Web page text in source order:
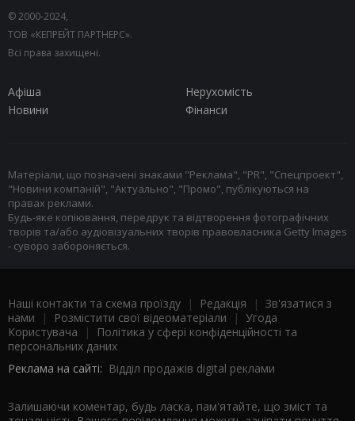
© 2000-2024,
ТОВ «КЕПРЕЙТ ПАРТНЕРС».
Всі права захищені.
Афіша
Нерухомість
Новини
Фінанси
Матеріали, що позначені знаками "Реклама", "PR", "Спецпроект",
"Новини компаній", "Актуально", "Промо", публікуються на
правах реклами.
Будь-яке копіювання, передрук та відтворення фотографічних
творів та/або аудіовізуальних творів правовласника Getty Images
- суворо забороняється.
Наші контакти та схема проїзду | Редакція | Зв'язатися з
нами | Розмістити свої відеоматеріали | Угода
Користувача |
Політика у сфері конфіденційності та
персональних даних
Реклама на сайті: Відділ продажів digital реклами
Залишаючи коментар, будь ласка, пам'ятайте, що зміст та